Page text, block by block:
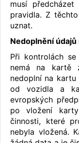
musí
pravidla. Z
uznat.
Nedoplnění
Při kontrolách
nemá na kartě
nedoplní na
od vozidla a
evropských
po vložení
činnosti, které
nebyla vložená.